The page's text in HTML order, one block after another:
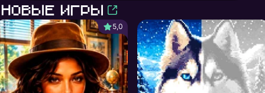
Новые игры
5,0